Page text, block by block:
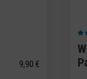
9,90 €